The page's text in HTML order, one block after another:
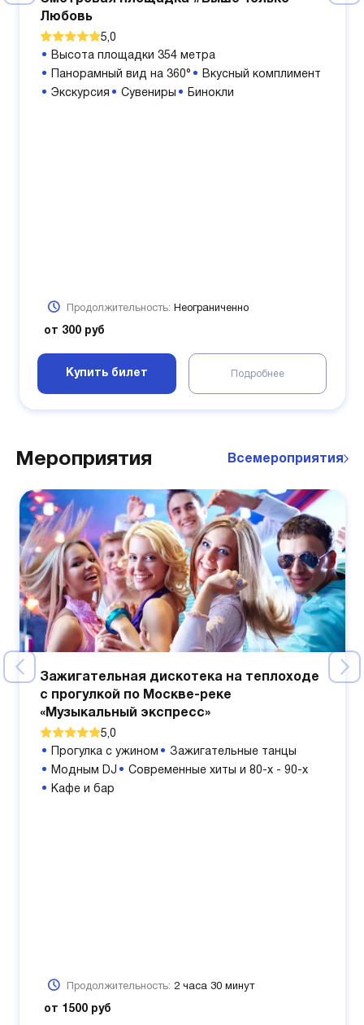
Любовь
5,0
Высота площадки 354 метра
Панорамный вид на 360°
Вкусный комплимент
Экскурсия
Сувениры Бинокли
Продолжительность: Неограниченно
от 300 руб
Купить билет Подробнее
Мероприятия Все мероприятия
Зажигательная дискотека на теплоходе
с прогулкой по Москве-реке
«Музыкальный экспресс»
5,0
Прогулка с ужином
Зажигательные танцы
Модным DJ
Современные хиты и 80-х - 90-х
Кафе и бар
Продолжительность: 2 часа 30 минут
от 1500 руб